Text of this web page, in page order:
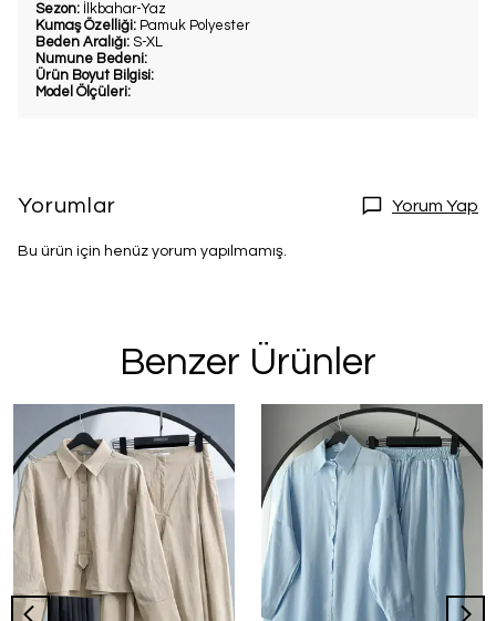
Sezon: İlkbahar-Yaz
Kumaş Özelliği: Pamuk Polyester
Beden Aralığı: S-XL
Numune Bedeni:
Ürün Boyut Bilgisi:
Model Ölçüleri:
Yorumlar Yorum Yap
Bu ürün için henüz yorum yapılmamış.
Benzer Ürünler